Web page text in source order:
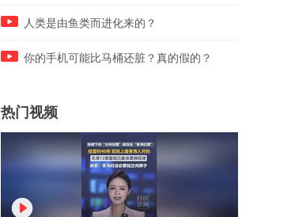
人类是由鱼类而进化来的？
你的手机可能比马桶还脏？真的假的？
热门视频